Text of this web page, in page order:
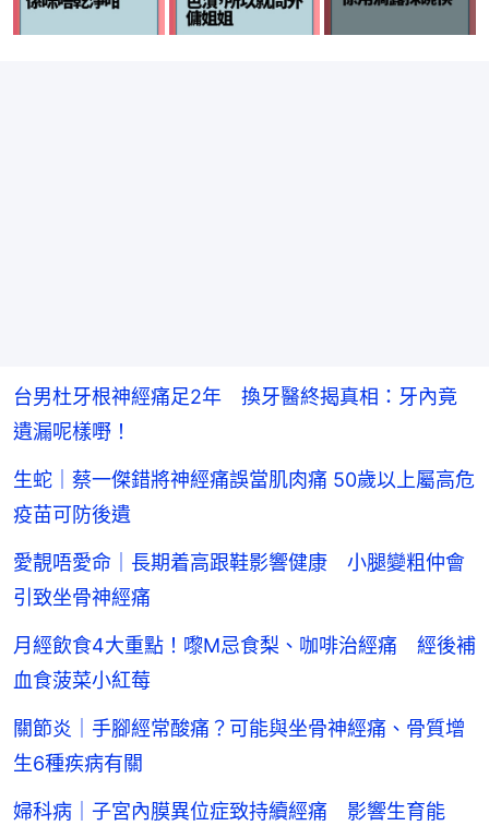
台男杜牙根神經痛足2年 換牙醫終揭真相：牙內竟
遺漏呢樣嘢！
生蛇｜蔡一傑錯將神經痛誤當肌肉痛 50歲以上屬高危
疫苗可防後遺
愛靚唔愛命｜長期着高跟鞋影響健康 小腿變粗仲會
引致坐骨神經痛
月經飲食4大重點！嚟M忌食梨、咖啡治經痛 經後補
血食菠菜小紅莓
關節炎｜手腳經常酸痛？可能與坐骨神經痛、骨質增
生6種疾病有關
婦科病｜子宮內膜異位症致持續經痛 影響生育能